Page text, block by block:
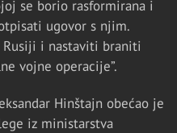
se borio rasformirana i
ugovor s njim.
i nastaviti braniti
vojne operacije”.
Hinštajn obećao je
iz ministarstva